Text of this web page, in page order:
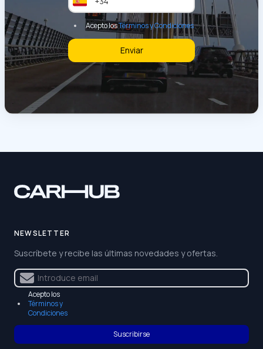
Acepto losTérminos y Condiciones
Enviar
NEWSLETTER
Suscríbete y recibe las últimas novedades y ofertas.
Acepto los
Términos y
Condiciones
Suscribirse